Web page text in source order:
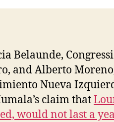
Belaunde,
and Alberto
Nueva
claim that
would not last a